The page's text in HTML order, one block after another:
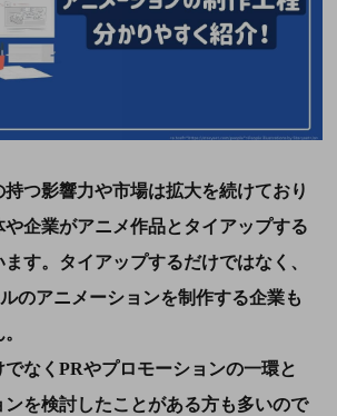
つ影響力や市場は拡大を続けており
企業がアニメ作品とタイアップする
す。タイアップするだけではなく、
のアニメーションを制作する企業も
なくPRやプロモーションの一環と
ンを検討したことがある方も多いので